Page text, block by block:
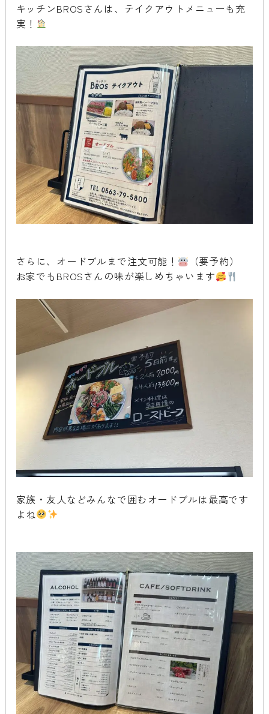
キッチンBROSさんは、テイクアウトメニューも充
実！
さらに、オードブルまで注文可能！
（要予約）
お家でもBROSさんの味が楽しめちゃいます
家族・友人などみんなで囲むオードブルは最高です
よね